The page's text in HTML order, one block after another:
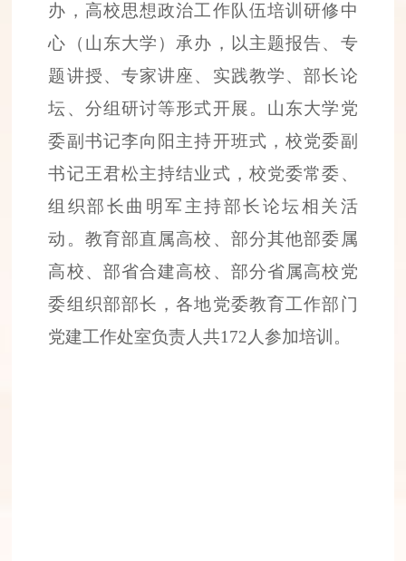
办，高校思想政治工作队伍培训研修中
心（山东大学）承办，以主题报告、专
题讲授、专家讲座、实践教学、部长论
坛、分组研讨等形式开展。山东大学党
委副书记李向阳主持开班式，校党委副
书记王君松主持结业式，校党委常委、
组织部长曲明军主持部长论坛相关活
动。教育部直属高校、部分其他部委属
高校、部省合建高校、部分省属高校党
委组织部部长，各地党委教育工作部门
党建工作处室负责人共172人参加培训。